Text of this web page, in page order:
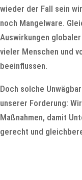
wieder der Fall sein
noch Mangelware.
Auswirkungen
vieler Menschen und
beeinflussen.
Doch solche
unserer Forderung:
Maßnahmen, damit
gerecht und